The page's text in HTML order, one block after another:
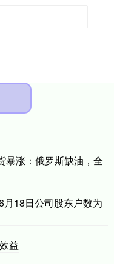
暴涨：俄罗斯缺油，全
18日公司股东户数为
益